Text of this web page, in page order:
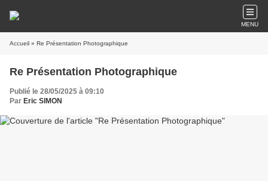
MENU
Accueil » Re Présentation Photographique
Re Présentation Photographique
Publié le 28/05/2025 à 09:10
Par Eric SIMON